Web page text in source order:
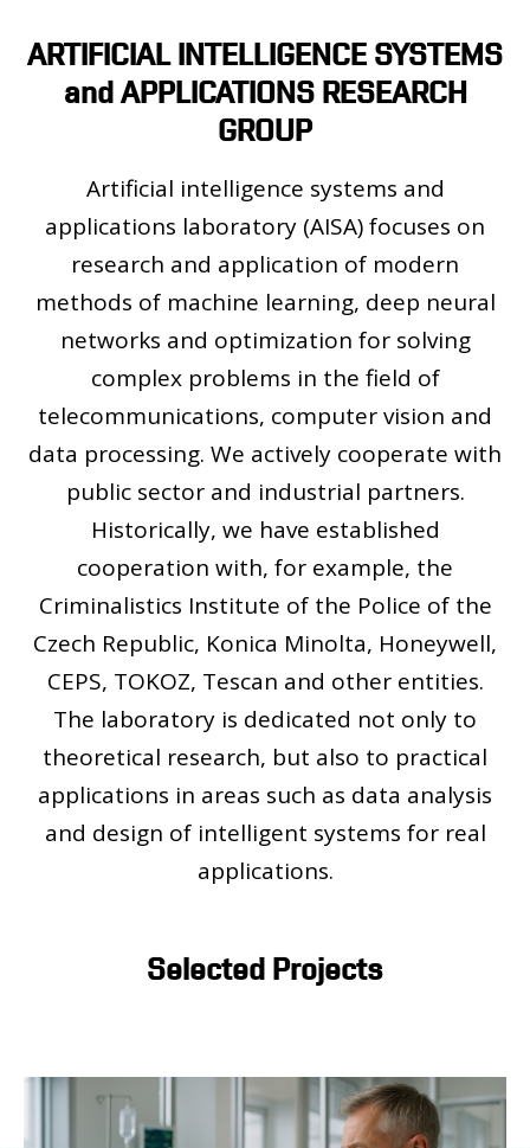
LABORATOŘE
ARTIFICIAL INTELLIGENCE SYSTEMS
and APPLICATIONS RESEARCH
GROUP
Artificial intelligence systems and
applications laboratory (AISA) focuses on
research and application of modern
methods of machine learning, deep neural
networks and optimization for solving
complex problems in the field of
telecommunications, computer vision and
data processing. We actively cooperate with
public sector and industrial partners.
Historically, we have established
cooperation with, for example, the
Criminalistics Institute of the Police of the
Czech Republic, Konica Minolta, Honeywell,
CEPS, TOKOZ, Tescan and other entities.
The laboratory is dedicated not only to
theoretical research, but also to practical
applications in areas such as data analysis
and design of intelligent systems for real
applications.
Selected Projects